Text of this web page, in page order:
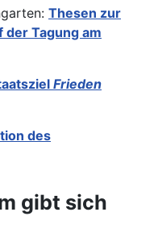
Thesen zur
der Tagung am
Frieden
des
gibt sich